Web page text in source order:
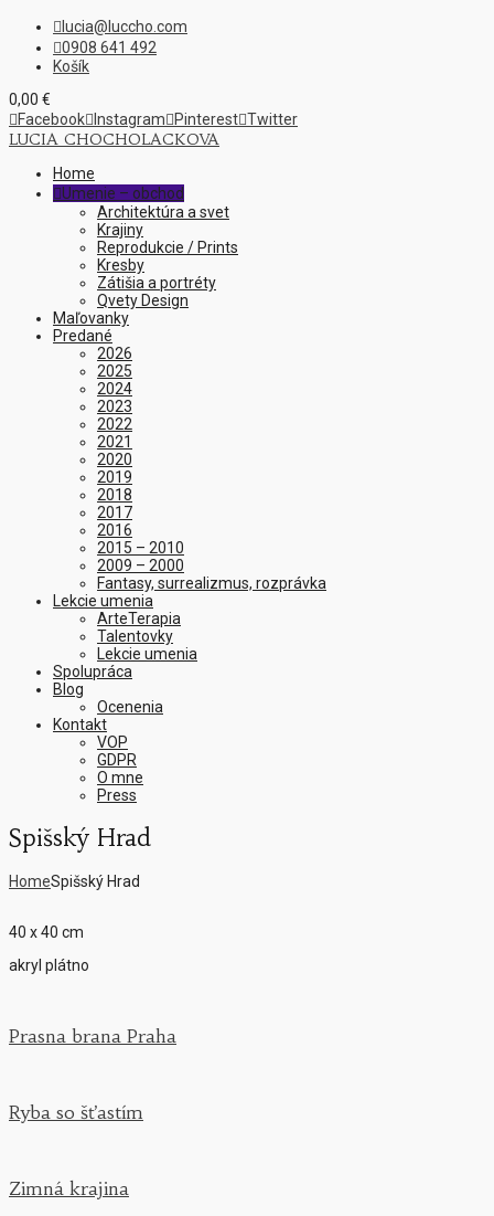
 lucia@luccho.com
0908 641 492
Košík
0,00 €
Facebook InstagramPinterestTwitter
LUCIA CHOCHOLACKOVA
Home
 Umenie – obchod
Architektúra a svet
Krajiny
Reprodukcie / Prints
Kresby
Zátišia a portréty
Qvety Design
Maľovanky
Predané
2026
2025
2024
2023
2022
2021
2020
2019
2018
2017
2016
2015 – 2010
2009 – 2000
Fantasy, surrealizmus, rozprávka
Lekcie umenia
ArteTerapia
Talentovky
Lekcie umenia
Spolupráca
Blog
Ocenenia
Kontakt
VOP
GDPR
O mne
Press
Spišský Hrad
HomeSpišský Hrad
40 x 40 cm
akryl plátno
Prasna brana Praha
Ryba so šťastím
Zimná krajina